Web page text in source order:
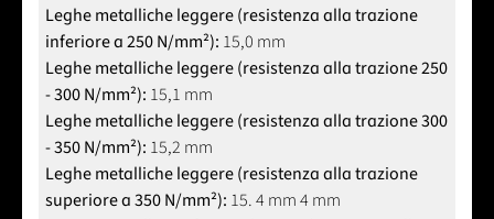
Leghe metalliche leggere (resistenza alla trazione
inferiore a 250 N/mm²): 15,0 mm
Leghe metalliche leggere (resistenza alla trazione 250
- 300 N/mm²): 15,1 mm
Leghe metalliche leggere (resistenza alla trazione 300
- 350 N/mm²): 15,2 mm
Leghe metalliche leggere (resistenza alla trazione
superiore a 350 N/mm²): 15. 4 mm 4 mm